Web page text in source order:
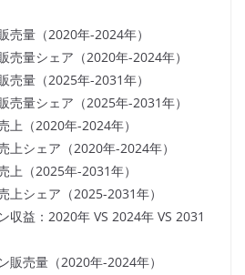
売量（2020年-2024年）
売量シェア（2020年-2024年）
売量（2025年-2031年）
売量シェア（2025年-2031年）
上（2020年-2024年）
上シェア（2020年-2024年）
上（2025年-2031年）
上シェア（2025-2031年）
収益：2020年 VS 2024年 VS 2031
販売量（2020年-2024年）